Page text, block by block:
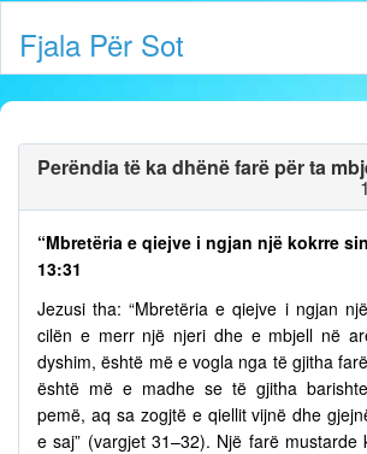
Fjala Për Sot
Perëndia të ka dhënë farë për ta
“Mbretëria e qiejve i ngjan një kokrre
13:31
Jezusi tha: “Mbretëria e qiejve i ngjan
cilën e merr një njeri dhe e mbjell në
dyshim, është më e vogla nga të gjitha
është më e madhe se të gjitha
pemë, aq sa zogjtë e qiellit vijnë dhe
e saj” (vargjet 31–32). Një farë mustarde